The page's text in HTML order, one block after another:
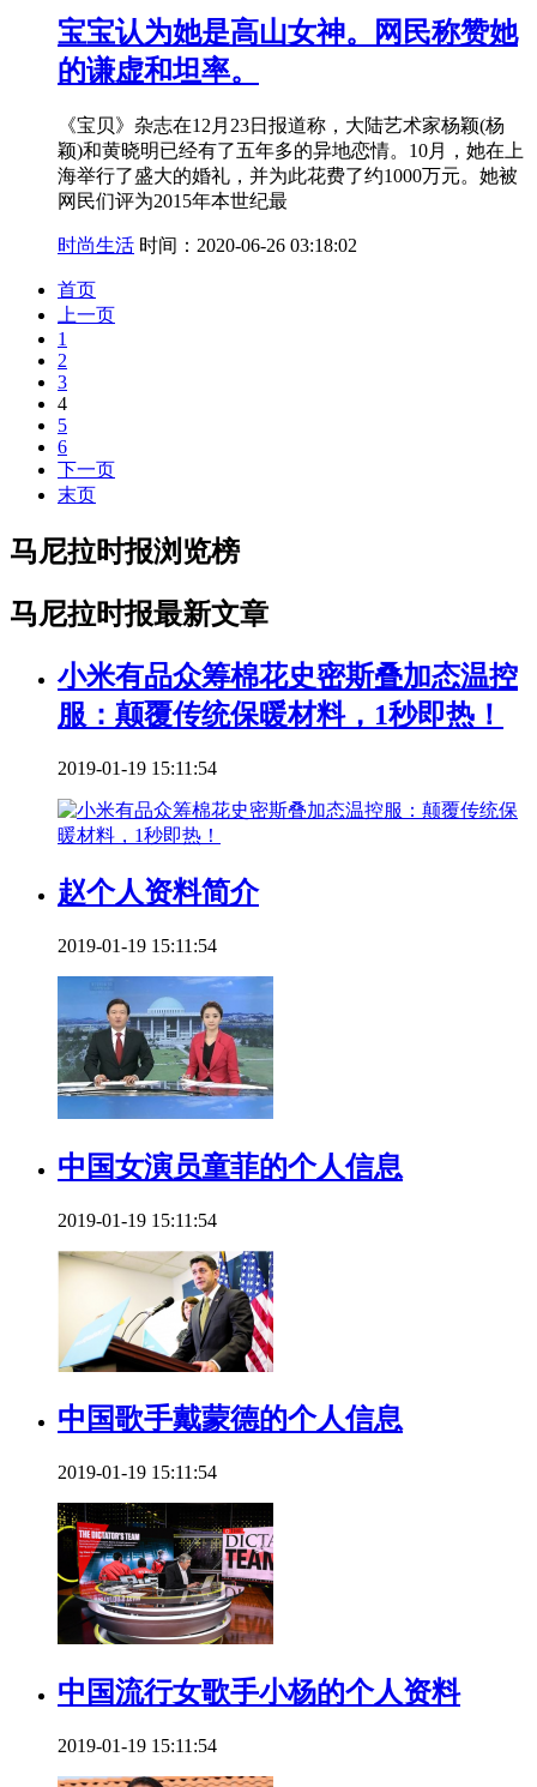
宝宝认为她是高山女神。网民称赞她
的谦虚和坦率。
《宝贝》杂志在12月23日报道称，大陆艺术家杨颖(杨
颖)和黄晓明已经有了五年多的异地恋情。10月，她在上
海举行了盛大的婚礼，并为此花费了约1000万元。她被
网民们评为2015年本世纪最
时尚生活 时间：2020-06-26 03:18:02
首页
上一页
1
2
3
4
5
6
下一页
末页
马尼拉时报浏览榜
马尼拉时报最新文章
小米有品众筹棉花史密斯叠加态温控
服：颠覆传统保暖材料，1秒即热！
2019-01-19 15:11:54
赵个人资料简介
2019-01-19 15:11:54
中国女演员童菲的个人信息
2019-01-19 15:11:54
中国歌手戴蒙德的个人信息
2019-01-19 15:11:54
中国流行女歌手小杨的个人资料
2019-01-19 15:11:54